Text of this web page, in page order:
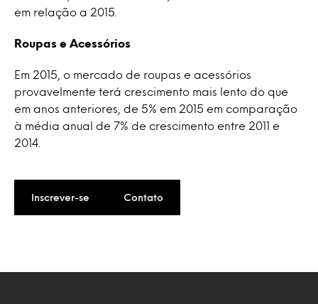
em relação a 2015.
Roupas e Acessórios
Em 2015, o mercado de roupas e acessórios
provavelmente terá crescimento mais lento do que
em anos anteriores, de 5% em 2015 em comparação
à média anual de 7% de crescimento entre 2011 e
2014.
Inscrever-se Contato